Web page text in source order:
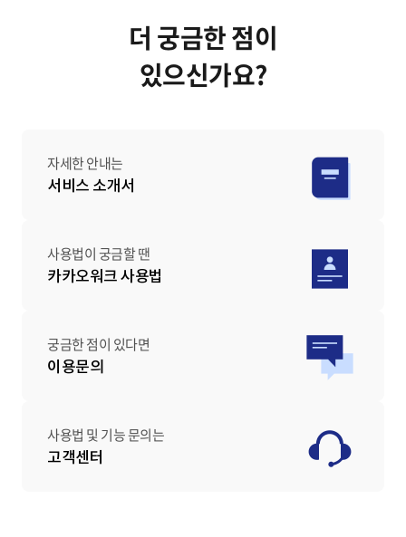
더 궁금한 점이
있으신가요?
자세한 안내는
서비스 소개서
사용법이 궁금할 땐
카카오워크 사용법
궁금한 점이 있다면
이용문의
사용법 및 기능 문의는
고객센터